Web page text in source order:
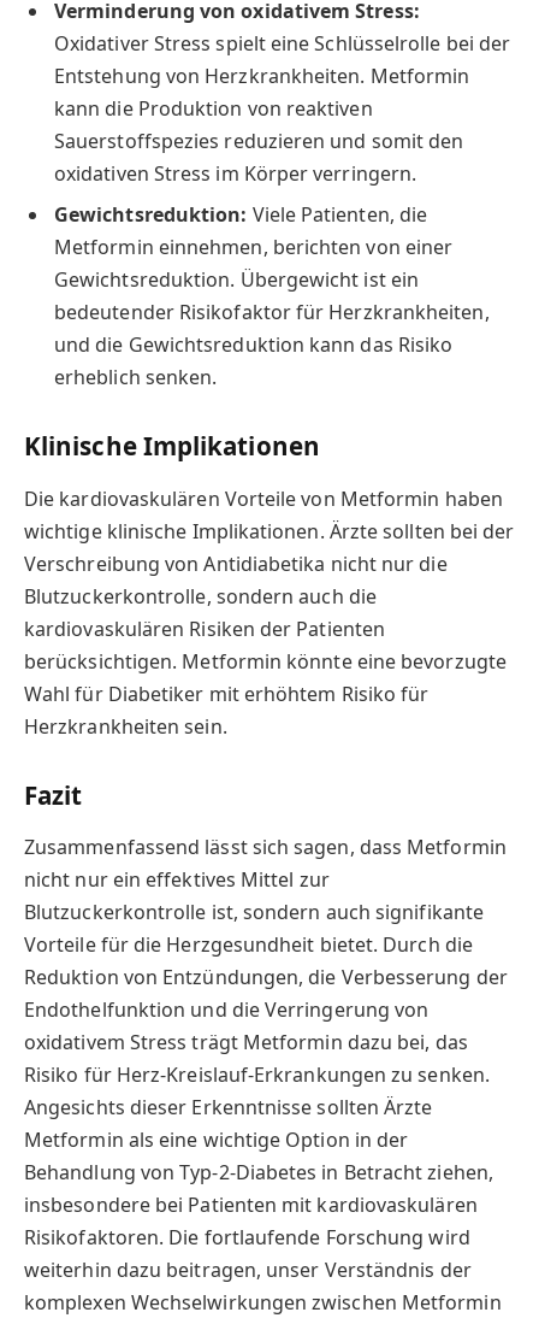
Verminderung von oxidativem Stress:
Oxidativer Stress spielt eine Schlüsselrolle bei der
Entstehung von Herzkrankheiten. Metformin
kann die Produktion von reaktiven
Sauerstoffspezies reduzieren und somit den
oxidativen Stress im Körper verringern.
Gewichtsreduktion: Viele Patienten, die
Metformin einnehmen, berichten von einer
Gewichtsreduktion. Übergewicht ist ein
bedeutender Risikofaktor für Herzkrankheiten,
und die Gewichtsreduktion kann das Risiko
erheblich senken.
Klinische Implikationen
Die kardiovaskulären Vorteile von Metformin haben
wichtige klinische Implikationen. Ärzte sollten bei der
Verschreibung von Antidiabetika nicht nur die
Blutzuckerkontrolle, sondern auch die
kardiovaskulären Risiken der Patienten
berücksichtigen. Metformin könnte eine bevorzugte
Wahl für Diabetiker mit erhöhtem Risiko für
Herzkrankheiten sein.
Fazit
Zusammenfassend lässt sich sagen, dass Metformin
nicht nur ein effektives Mittel zur
Blutzuckerkontrolle ist, sondern auch signifikante
Vorteile für die Herzgesundheit bietet. Durch die
Reduktion von Entzündungen, die Verbesserung der
Endothelfunktion und die Verringerung von
oxidativem Stress trägt Metformin dazu bei, das
Risiko für Herz-Kreislauf-Erkrankungen zu senken.
Angesichts dieser Erkenntnisse sollten Ärzte
Metformin als eine wichtige Option in der
Behandlung von Typ-2-Diabetes in Betracht ziehen,
insbesondere bei Patienten mit kardiovaskulären
Risikofaktoren. Die fortlaufende Forschung wird
weiterhin dazu beitragen, unser Verständnis der
komplexen Wechselwirkungen zwischen Metformin